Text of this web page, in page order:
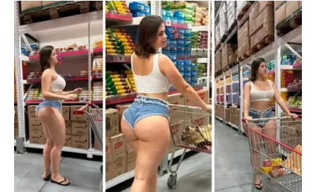
Zvijezde sada donose nevjerovatnu količinu sreće, ljubavi
i prilika mnogim znakovima Zodijaka. Posebno će Lavovi,
Vage i Jarčevi imati osjećaj da im život odjednom daje sve
ono što su dugo čekali.
Ovo je period kada mnogi konačno shvataju da se najveće
promjene događaju onda kada prestanemo gubiti vjeru.
Toliko sreće odjednom možda djeluje nestvarno, ali
zvijezde poručuju da je upravo sada moguće više nego